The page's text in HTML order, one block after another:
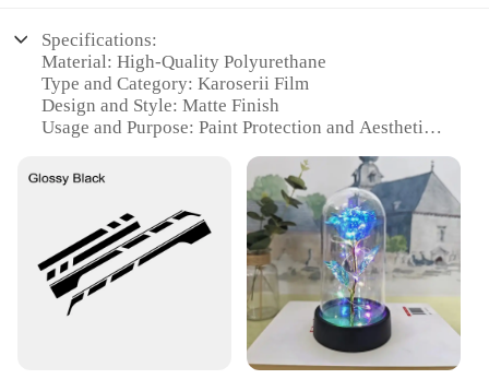
Specifications:
Material: High-Quality Polyurethane
Type and Category: Karoserii Film
Design and Style: Matte Finish
Usage and Purpose: Paint Protection and Aesthetic
Performance and Property: Scratch-Resistant, UV-
Protected
Shape or Size or Weight or Quantity: Available in
Various Sizes and Quantities
Features:
**Unmatched Protection and Style**
The 100807035 Karoserii Film is a top-tier solution
for car enthusiasts seeking to protect their vehicles'
paint jobs while maintaining a sleek, matte finish.